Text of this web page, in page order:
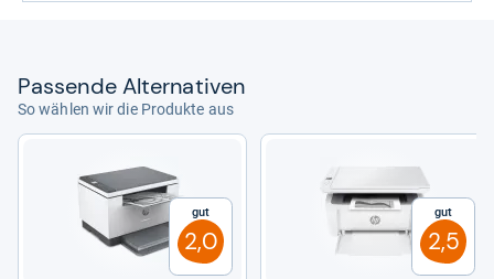
Pas­sende Alter­na­ti­ven
So wählen wir die Produkte aus
Gut
2,0
Gut
2,5